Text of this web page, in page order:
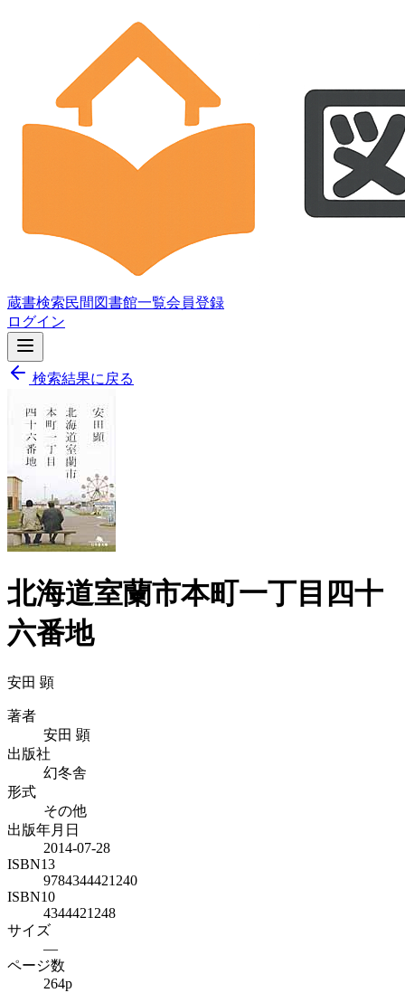
蔵書検索民間図書館一覧会員登録
ログイン
検索結果に戻る
北海道室蘭市本町一丁目四十
六番地
安田 顕
著者
安田 顕
出版社
幻冬舎
形式
その他
出版年月日
2014-07-28
ISBN13
9784344421240
ISBN10
4344421248
サイズ
—
ページ数
264p